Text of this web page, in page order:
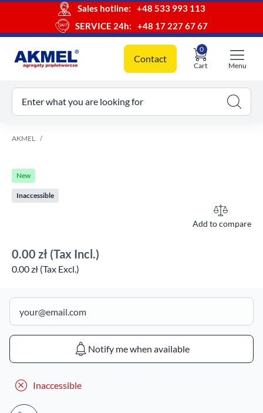
Sales hotline:
+48 533 993 113
SERVICE 24h:
+48 17 227 67 67
Contact
Cart
0
cart
Menu
Enter what you are looking for
AKMEL
New
Inaccessible
Add to compare
0.00 zł (Tax Incl.)
0.00 zł (Tax Excl.)
Notify me when available
Inaccessible